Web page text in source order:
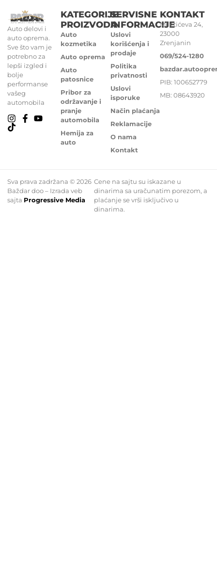
Auto delovi i
auto oprema.
Sve što vam je
potrebno za
lepši izgled i
bolje
performanse
vašeg
automobila
KATEGORIJE
PROIZVODA
Auto
kozmetika
Auto oprema
Auto
patosnice
Pribor za
održavanje i
pranje
automobila
Hemija za
auto
SERVISNE
INFORMACIJE
Uslovi
korišćenja i
prodaje
Politika
privatnosti
Uslovi
isporuke
Način plaćanja
Reklamacije
O nama
Kontakt
KONTAKT
Miletićeva 24,
23000
Zrenjanin
069/524-1280
PIB: 100652779
MB: 08643920
Sva prava zadržana © 2026
Baždar doo – Izrada veb
sajta Progressive Media
Cene na sajtu su iskazane u
dinarima sa uračunatim porezom, a
plaćanje se vrši isključivo u
dinarima.